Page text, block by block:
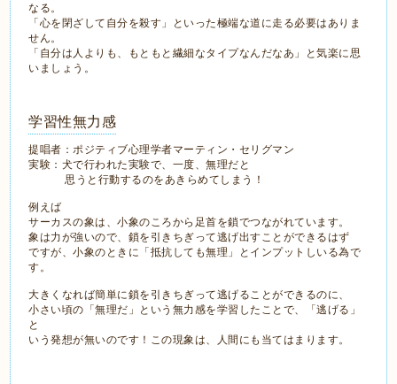
なる。
「心を閉ざして自分を殺す」といった極端な道に走る必要はありま
せん。
「自分は人よりも、もともと繊細なタイプなんだなあ」と気楽に思
いましょう。
学習性無力感
提唱者：ポジティブ心理学者マーティン・セリグマン
実験：犬で行われた実験で、一度、無理だと
思うと行動するのをあきらめてしまう！
例えば
サーカスの象は、小象のころから足首を鎖でつながれています。
象は力が強いので、鎖を引きちぎって逃げ出すことができるはず
ですが、小象のときに「抵抗しても無理」とインプットしいる為で
す。
大きくなれば簡単に鎖を引きちぎって逃げることができるのに、
小さい頃の「無理だ」という無力感を学習したことで、「逃げる」
と
いう発想が無いのです！この現象は、人間にも当てはまります。